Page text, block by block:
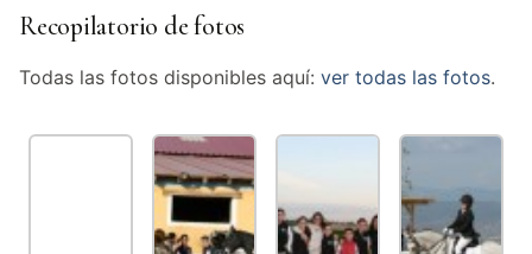
Recopilatorio de fotos
Todas las fotos disponibles aquí: ver todas las fotos.